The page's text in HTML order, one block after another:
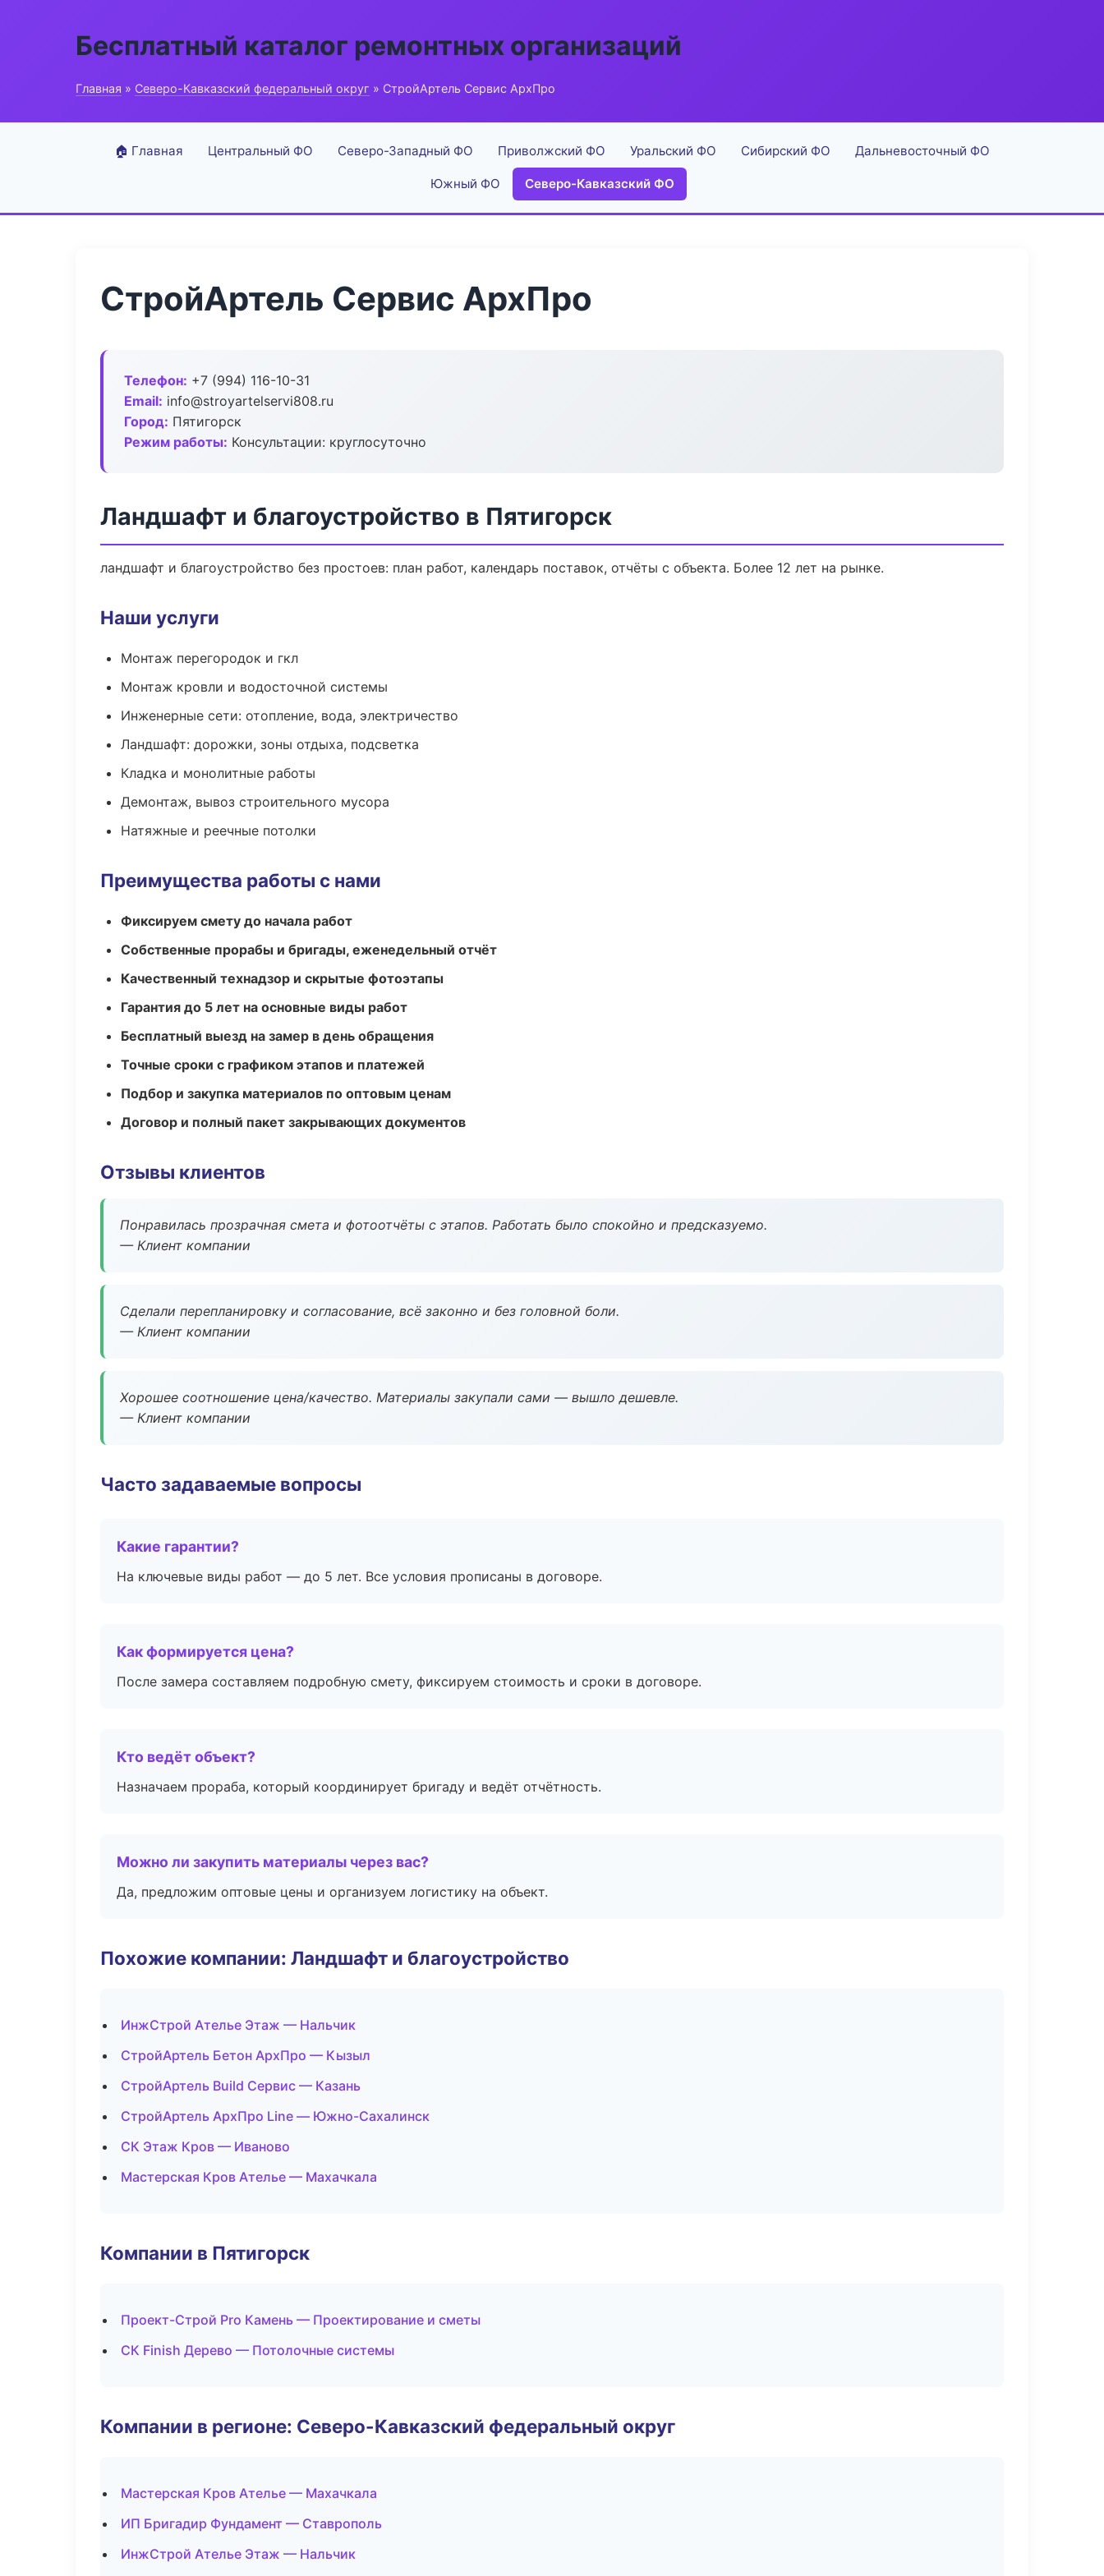
Бесплатный каталог ремонтных организаций
Главная » Северо-Кавказский федеральный округ » СтройАртель Сервис АрхПро
🏠 Главная Центральный ФО Северо-Западный ФО Приволжский ФО Уральский ФО Сибирский ФО Дальневосточный ФО
Южный ФО Северо-Кавказский ФО
СтройАртель Сервис АрхПро
Телефон: +7 (994) 116-10-31
Email: info@stroyartelservi808.ru
Город: Пятигорск
Режим работы: Консультации: круглосуточно
Ландшафт и благоустройство в Пятигорск
ландшафт и благоустройство без простоев: план работ, календарь поставок, отчёты с объекта. Более 12 лет на рынке.
Наши услуги
Монтаж перегородок и гкл
Монтаж кровли и водосточной системы
Инженерные сети: отопление, вода, электричество
Ландшафт: дорожки, зоны отдыха, подсветка
Кладка и монолитные работы
Демонтаж, вывоз строительного мусора
Натяжные и реечные потолки
Преимущества работы с нами
Фиксируем смету до начала работ
Собственные прорабы и бригады, еженедельный отчёт
Качественный технадзор и скрытые фотоэтапы
Гарантия до 5 лет на основные виды работ
Бесплатный выезд на замер в день обращения
Точные сроки с графиком этапов и платежей
Подбор и закупка материалов по оптовым ценам
Договор и полный пакет закрывающих документов
Отзывы клиентов
Понравилась прозрачная смета и фотоотчёты с этапов. Работать было спокойно и предсказуемо.
— Клиент компании
Сделали перепланировку и согласование, всё законно и без головной боли.
— Клиент компании
Хорошее соотношение цена/качество. Материалы закупали сами — вышло дешевле.
— Клиент компании
Часто задаваемые вопросы
Какие гарантии?
На ключевые виды работ — до 5 лет. Все условия прописаны в договоре.
Как формируется цена?
После замера составляем подробную смету, фиксируем стоимость и сроки в договоре.
Кто ведёт объект?
Назначаем прораба, который координирует бригаду и ведёт отчётность.
Можно ли закупить материалы через вас?
Да, предложим оптовые цены и организуем логистику на объект.
Похожие компании: Ландшафт и благоустройство
ИнжСтрой Ателье Этаж — Нальчик
СтройАртель Бетон АрхПро — Кызыл
СтройАртель Build Сервис — Казань
СтройАртель АрхПро Line — Южно-Сахалинск
СК Этаж Кров — Иваново
Мастерская Кров Ателье — Махачкала
Компании в Пятигорск
Проект-Строй Pro Камень — Проектирование и сметы
СК Finish Дерево — Потолочные системы
Компании в регионе: Северо-Кавказский федеральный округ
Мастерская Кров Ателье — Махачкала
ИП Бригадир Фундамент — Ставрополь
ИнжСтрой Ателье Этаж — Нальчик